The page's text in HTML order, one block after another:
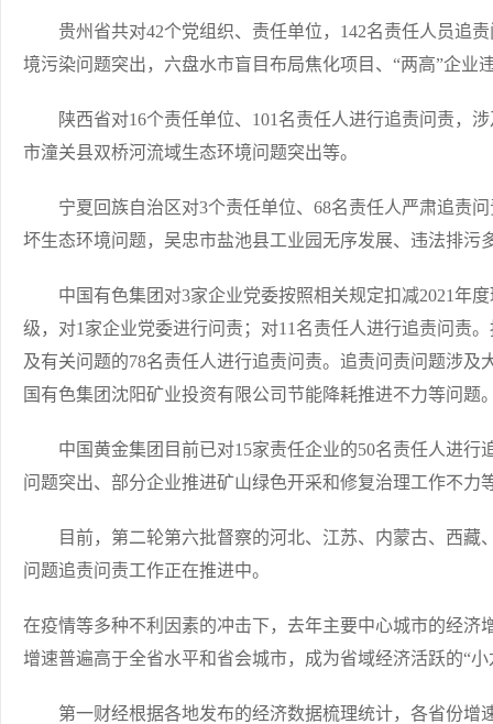
贵州省共对42个党组织、责任单位，142名责任人员追责
境污染问题突出，六盘水市盲目布局焦化项目、“两高”企业
陕西省对16个责任单位、101名责任人进行追责问责，涉
市潼关县双桥河流域生态环境问题突出等。
宁夏回族自治区对3个责任单位、68名责任人严肃追责问
坏生态环境问题，吴忠市盐池县工业园无序发展、违法排污
中国有色集团对3家企业党委按照相关规定扣减2021年度
级，对1家企业党委进行问责；对11名责任人进行追责问责
及有关问题的78名责任人进行追责问责。追责问责问题涉
国有色集团沈阳矿业投资有限公司节能降耗推进不力等问题
中国黄金集团目前已对15家责任企业的50名责任人进行
问题突出、部分企业推进矿山绿色开采和修复治理工作不力
目前，第二轮第六批督察的河北、江苏、内蒙古、西藏
问题追责问责工作正在推进中。
在疫情等多种不利因素的冲击下，去年主要中心城市的经
增速普遍高于全省水平和省会城市，成为省域经济活跃的“小
第一财经根据各地发布的经济数据梳理统计，各省份增